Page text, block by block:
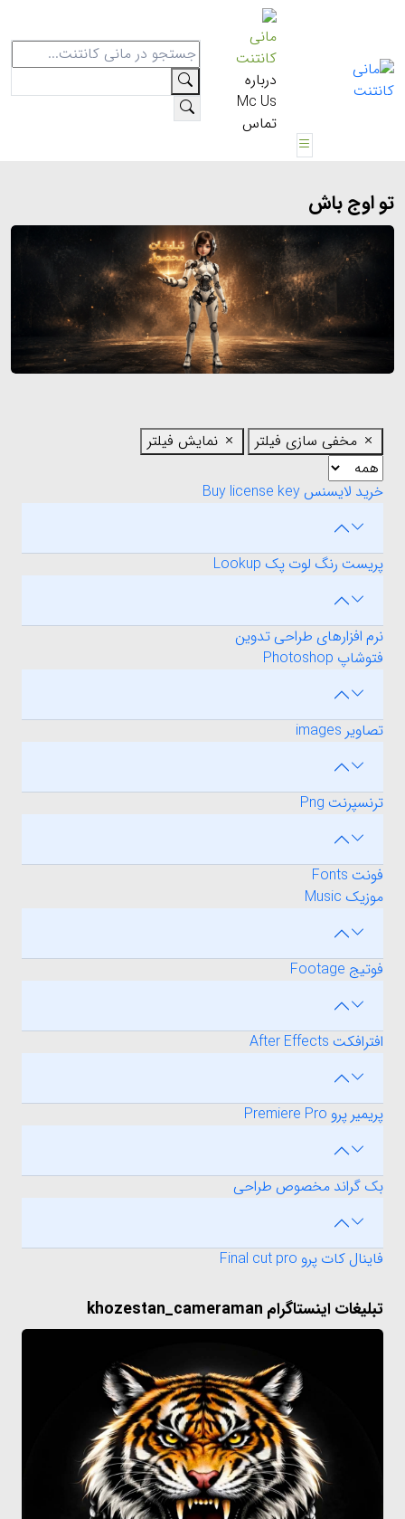
مانی
کانتنت
درباره
Mc Us
تماس
تو اوج باش
مخفی سازی فیلتر نمایش فیلتر
خرید لایسنس Buy license key
پریست رنگ لوت پک Lookup
نرم افزارهای طراحی تدوین
فتوشاپ Photoshop
تصاویر images
ترنسپرنت Png
فونت Fonts
موزیک Music
فوتیج Footage
افترافکت After Effects
پریمیر پرو Premiere Pro
بک گراند مخصوص طراحی
فاینال کات پرو Final cut pro
تبلیغات اینستاگرام khozestan_cameraman